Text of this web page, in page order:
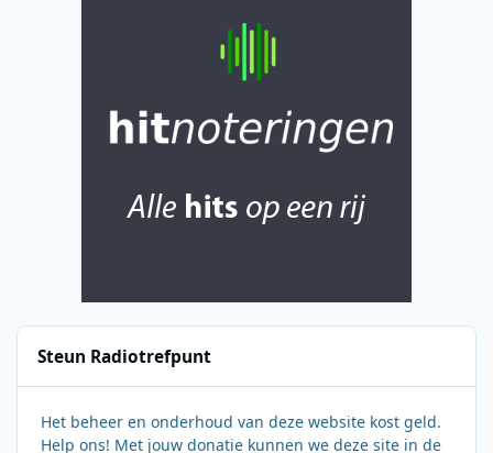
Steun Radiotrefpunt
Het beheer en onderhoud van deze website kost geld.
Help ons! Met jouw donatie kunnen we deze site in de